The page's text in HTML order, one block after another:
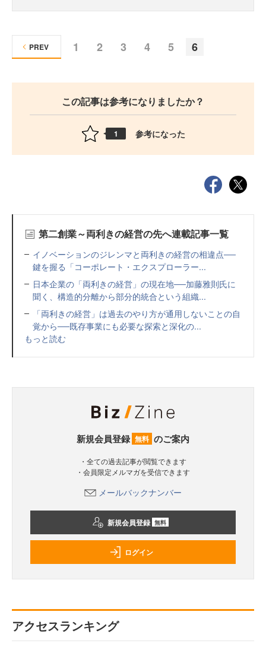
1 2 3 4 5 6
PREV
この記事は参考になりましたか？
1 参考になった
第二創業～両利きの経営の先へ連載記事一覧
イノベーションのジレンマと両利きの経営の相違点──
鍵を握る「コーポレート・エクスプローラー...
日本企業の「両利きの経営」の現在地──加藤雅則氏に
聞く、構造的分離から部分的統合という組織...
「両利きの経営」は過去のやり方が通用しないことの自
覚から──既存事業にも必要な探索と深化の...
もっと読む
新規会員登録 無料 のご案内
・全ての過去記事が閲覧できます
・会員限定メルマガを受信できます
メールバックナンバー
新規会員登録 無料
ログイン
アクセスランキング